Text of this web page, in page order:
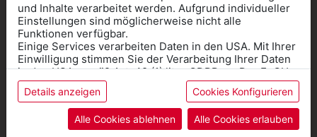
und Inhalte verarbeitet werden. Aufgrund individueller
Einstellungen sind möglicherweise nicht alle
Funktionen verfügbar.
Einige Services verarbeiten Daten in den USA. Mit Ihrer
Einwilligung stimmen Sie der Verarbeitung Ihrer Daten
in den USA gemäß Art. 49 (1) lit. a GDPR zu. Der EuGH
stuft die USA als Land mit unzureichendem Datenschutz
ein, und es besteht das Risiko, dass US-Behörden
Daten ohne Klagemöglichkeit für Europäer überwachen.
Details anzeigen Cookies Konfigurieren
Alle Cookies ablehnen Alle Cookies erlauben
Informationen wenn Sie
Kleidung
für die SCHULE
benötigen
Online Shop: Klick auf SCHULE in der
Kategorie und die richtige Schule auswählen.
AnprobeVorort im Geschäft: Termin buchen